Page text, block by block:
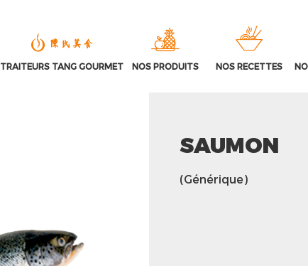
TRAITEURS TANG GOURMET NOS PRODUITS NOS RECETTES
SAUMON
(Générique)